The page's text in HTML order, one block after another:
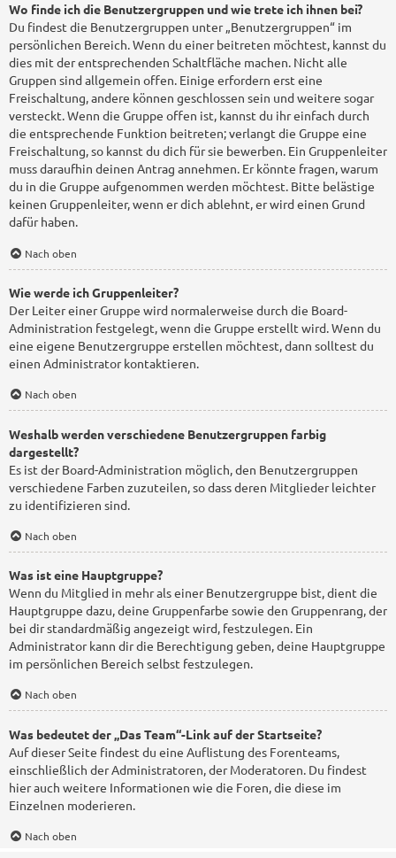
Wo finde ich die Benutzergruppen und wie trete ich ihnen bei?
Du findest die Benutzergruppen unter „Benutzergruppen“ im
persönlichen Bereich. Wenn du einer beitreten möchtest, kannst du
dies mit der entsprechenden Schaltfläche machen. Nicht alle
Gruppen sind allgemein offen. Einige erfordern erst eine
Freischaltung, andere können geschlossen sein und weitere sogar
versteckt. Wenn die Gruppe offen ist, kannst du ihr einfach durch
die entsprechende Funktion beitreten; verlangt die Gruppe eine
Freischaltung, so kannst du dich für sie bewerben. Ein Gruppenleiter
muss daraufhin deinen Antrag annehmen. Er könnte fragen, warum
du in die Gruppe aufgenommen werden möchtest. Bitte belästige
keinen Gruppenleiter, wenn er dich ablehnt, er wird einen Grund
dafür haben.
Nach oben
Wie werde ich Gruppenleiter?
Der Leiter einer Gruppe wird normalerweise durch die Board-
Administration festgelegt, wenn die Gruppe erstellt wird. Wenn du
eine eigene Benutzergruppe erstellen möchtest, dann solltest du
einen Administrator kontaktieren.
Nach oben
Weshalb werden verschiedene Benutzergruppen farbig
dargestellt?
Es ist der Board-Administration möglich, den Benutzergruppen
verschiedene Farben zuzuteilen, so dass deren Mitglieder leichter
zu identifizieren sind.
Nach oben
Was ist eine Hauptgruppe?
Wenn du Mitglied in mehr als einer Benutzergruppe bist, dient die
Hauptgruppe dazu, deine Gruppenfarbe sowie den Gruppenrang, der
bei dir standardmäßig angezeigt wird, festzulegen. Ein
Administrator kann dir die Berechtigung geben, deine Hauptgruppe
im persönlichen Bereich selbst festzulegen.
Nach oben
Was bedeutet der „Das Team“-Link auf der Startseite?
Auf dieser Seite findest du eine Auflistung des Forenteams,
einschließlich der Administratoren, der Moderatoren. Du findest
hier auch weitere Informationen wie die Foren, die diese im
Einzelnen moderieren.
Nach oben